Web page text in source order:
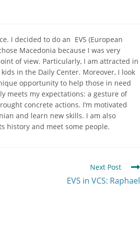
I decided to do an EVS (European
Macedonia because I was very
of view. Particularly, I am attracted in
in the Daily Center. Moreover, I look
opportunity to help those in need
meets my expectations: a gesture of
concrete actions. I’m motivated
and learn new skills. I am also
history and meet some people.
Next Post
EVS in VCS: Raphael